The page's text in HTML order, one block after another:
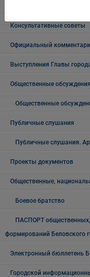
Консультативные советы
Официальный
Выступления Главы
Общественные обсуждения
Общественные
Публичные слушания
Публичные слушания.
Проекты документов
Общественные,
Боевое братство
ПАСПОРТ общественных,
формирований Беловского
Электронный бюллетень
Городской